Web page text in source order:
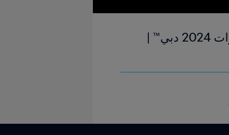
البرازيل وإيطاليا | النهائي | كأس العالم لكرة القدم الشاطئية الإمارات 2024 دبي™ |